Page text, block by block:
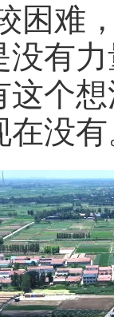
困难
有
这个
没